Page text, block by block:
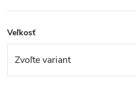
Veľkosť